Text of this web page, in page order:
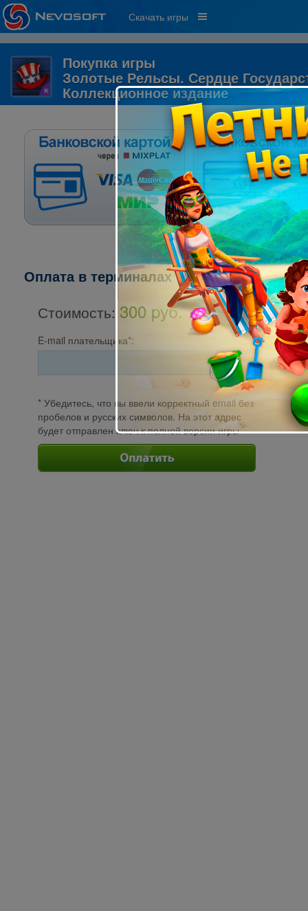
Скачать игры
Покупка игры
Золотые Рельсы. Сердце
Коллекционное издание
Оплата в терминалах "ПСКБ":
Стоимость: 300 pуб.
E-mail плательщика*:
* Убедитесь, что вы ввели корректный email без
пробелов и русских символов. На этот адрес
будет отправлен ключ к полной версии игры